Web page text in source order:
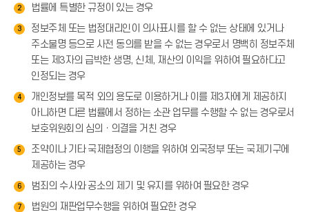
콘
2 법률에 특별한 규정이 있는 경우
3
정보주체 또는 법정대리인이 의사표시를 할 수 없는 상태에 있거나
주소불명 등으로 사전 동의를 받을 수 없는 경우로서 명백히 정보주체
또는 제3자의 급박한 생명, 신체, 재산의 이익을 위하여 필요하다고
인정되는 경우
4
개인정보를 목적 외의 용도로 이용하거나 이를 제3자에게 제공하지
아니하면 다른 법률에서 정하는 소관 업무를 수행할 수 없는 경우로서
보호위원회의 심의ㆍ의결을 거친 경우
5
조약이나 기타 국제협정의 이행을 위하여 외국정부 또는 국제기구에
제공하는 경우
6 범죄의 수사와 공소의 제기 및 유지를 위하여 필요한 경우
7 법원의 재판업무수행을 위하여 필요한 경우